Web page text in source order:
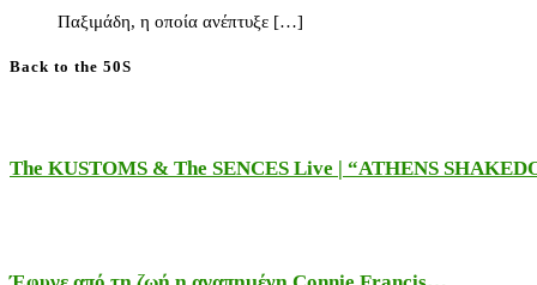
Παξιμάδη, η οποία ανέπτυξε […]
Back to the 50S
The KUSTOMS & The SENCES Live | “ATHENS